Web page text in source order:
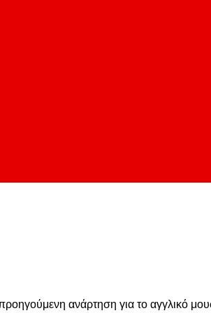
ανάρτηση για το αγγλικό